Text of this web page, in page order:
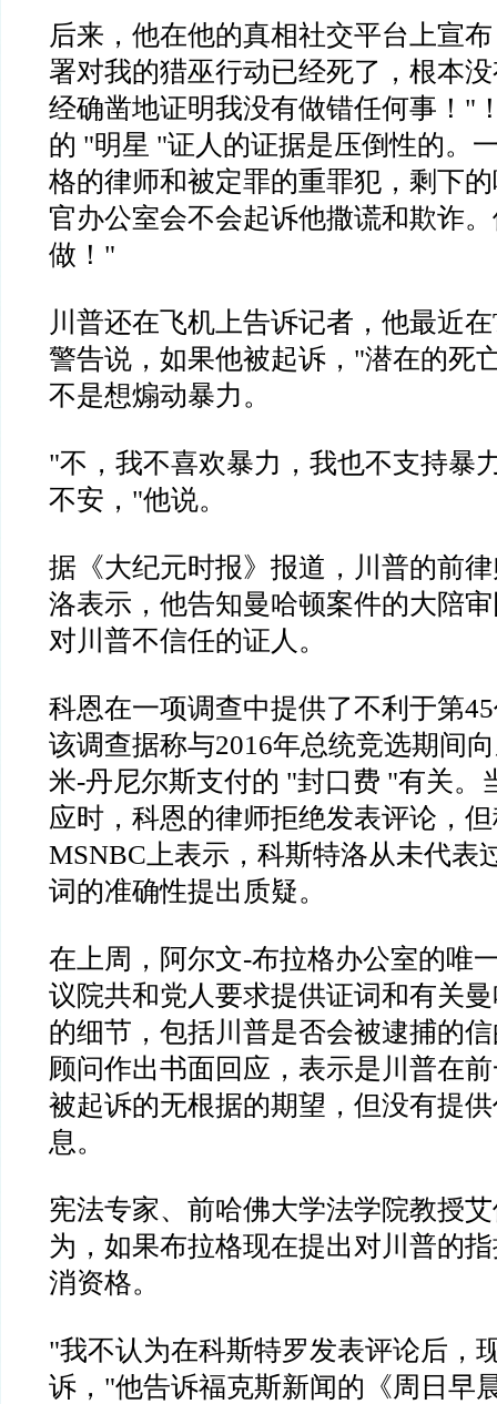
后来，他在他的真相社交平台上宣
署对我的猎巫行动已经死了，根本
经确凿地证明我没有做错任何事！ "
的 "明星 "证人的证据是压倒性的。
格的律师和被定罪的重罪犯，剩下
官办公室会不会起诉他撒谎和欺诈
做！ "
川普还在飞机上告诉记者，他最近在
警告说，如果他被起诉， "潜在的死
不是想煽动暴力。
"不，我不喜欢暴力，我也不支持暴
不安， "他说。
据《大纪元时报》报道，川普的前
洛表示，他告知曼哈顿案件的大陪
对川普不信任的证人。
科恩在一项调查中提供了不利于第45
该调查据称与2016年总统竞选期间
米-丹尼尔斯支付的 "封口费 "有关。
应时，科恩的律师拒绝发表评论，
MSNBC 上表示，科斯特洛从未代表
词的准确性提出质疑。
在上周，阿尔文-布拉格办公室的唯
议院共和党人要求提供证词和有关
的细节，包括川普是否会被逮捕的
顾问作出书面回应，表示是川普在
被起诉的无根据的期望，但没有提
息。
宪法专家、前哈佛大学法学院教授
为，如果布拉格现在提出对川普的
消资格。
"我不认为在科斯特罗发表评论后，
诉， "他告诉福克斯新闻的《周日早